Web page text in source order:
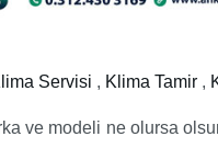
Servisi , Klima Tamir ,
ve modeli ne olursa